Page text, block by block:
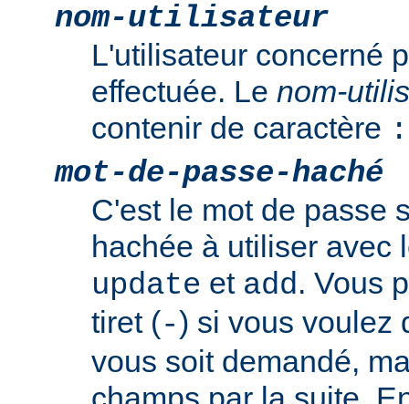
nom-utilisateur
L'utilisateur concerné
effectuée. Le nom-
contenir de caractère :
mot-de-passe-haché
C'est le mot de passe
hachée à utiliser avec
update et add. Vous
tiret (-) si vous voulez
vous soit demandé,